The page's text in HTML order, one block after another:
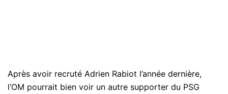
Après avoir recruté Adrien Rabiot l’année dernière,
l’OM pourrait bien voir un autre supporter du PSG